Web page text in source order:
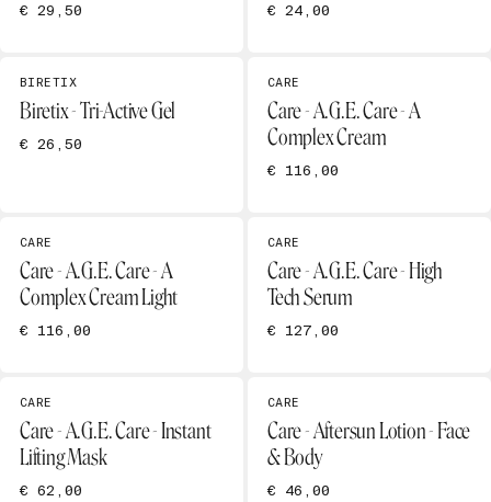
€ 29,50 € 24,00
BIRETIX
Biretix - Tri-Active Gel
€ 26,50
CARE
Care - A.G.E. Care - A
Complex Cream
€ 116,00
CARE
Care - A.G.E. Care - A
Complex Cream Light
€ 116,00
CARE
Care - A.G.E. Care - High
Tech Serum
€ 127,00
CARE
Care - A.G.E. Care - Instant
Lifting Mask
€ 62,00
CARE
Care - Aftersun Lotion - Face
& Body
€ 46,00